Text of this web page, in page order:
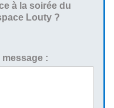
à la soirée du
Louty ?
: